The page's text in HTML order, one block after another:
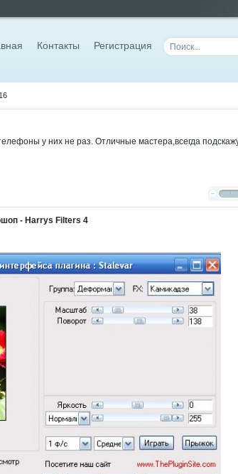
Контакты Регистрация
у них не раз. Отличные мастера,всегда
- Harrys Filters 4